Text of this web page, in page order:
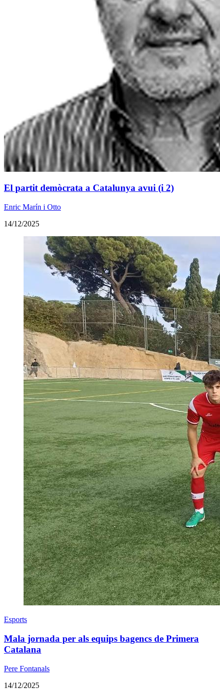
El partit demòcrata a Catalunya avui (i 2)
Enric Marín i Otto
14/12/2025
Esports
Mala jornada per als equips bagencs de Primera
Catalana
Pere Fontanals
14/12/2025